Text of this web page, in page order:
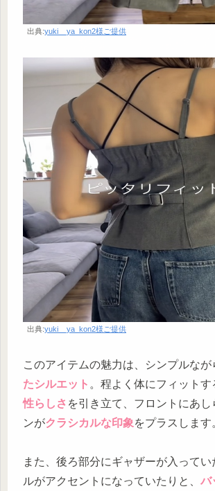
出典:yuki__ya_kon2様ご提供
出典:yuki__ya_kon2様ご提供
このアイテムの魅力は、シンプルなが
たシルエット 。程よく体にフィット
性らしさ を引き立て、フロントにあし
ンがクラシカルな印象 をプラスします
また、後ろ部分にギャザーが入ってい
ルがアクセントになっていたりと、 バ